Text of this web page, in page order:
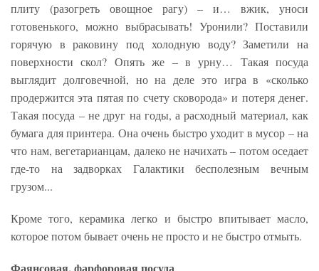
плиту (разогреть овощное рагу) – и… вжик, уноси
готовенького, можно выбрасывать! Уронили? Поставили
горячую в раковину под холодную воду? Заметили на
поверхности скол? Опять же – в урну… Такая посуда
выглядит долговечной, но на деле это игра в «сколько
продержится эта пятая по счету сковорода» и потеря денег.
Такая посуда – не друг на годы, а расходный материал, как
бумага для принтера. Она очень быстро уходит в мусор – на
что нам, вегетарианцам, далеко не начихать – потом оседает
где-то на задворках Галактики бесполезным вечным
грузом...
Кроме того, керамика легко и быстро впитывает масло,
которое потом бывает очень не просто и не быстро отмыть.